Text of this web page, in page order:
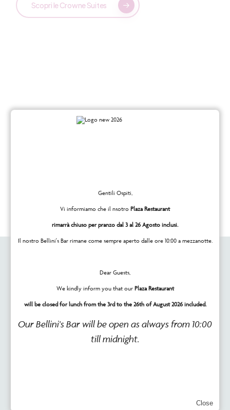
Scopri le Crowne Suites
Moltopiùdiuna
Camera.
Close
Gentili Ospiti,
Vi informiamo che il nsotro Plaza Restaurant
rimarrà chiuso per pranzo dal 3 al 26 Agosto inclusi.
Il nostro Bellini's Bar rimane come sempre aperto dalle ore 10:00 a mezzanotte.
Dear Guests,
We kindly inform you that our Plaza Restaurant
will be closed for lunch from the 3rd to the 26th of August 2026 included.
Our Bellini's Bar will be open as always from 10:00
till midnight.